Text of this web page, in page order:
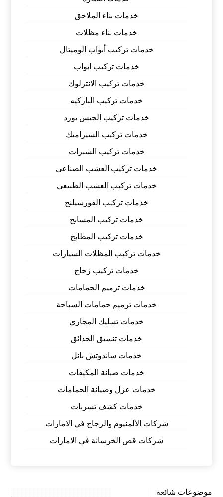
خدمات بناء الملاحق
خدمات بناء مظلات
خدمات تركيب أبواب الوميتال
خدمات تركيب ابواب
خدمات تركيب الانترلوك
خدمات تركيب الباركيه
خدمات تركيب الجبس بورد
خدمات تركيب السيراميك
خدمات تركيب الشبرات
خدمات تركيب العشب الصناعي
خدمات تركيب العشب الطبيعي
خدمات تركيب الفورسيلنج
خدمات تركيب المسابح
خدمات تركيب المطابخ
خدمات تركيب المظلات السيارات
خدمات تركيب زجاج
خدمات ترميم الحمامات
خدمات ترميم حمامات السباحة
خدمات تسليك المجاري
خدمات تنسيق الحدائق
خدمات ساندوتش بانل
خدمات صيانة المكيفات
خدمات عزل وصيانة الحمامات
خدمات كشف تسربات
شركات الألمنيوم والزجاج في الامارات
شركات قص الخرسانة في الامارات
موضوعات شائعة